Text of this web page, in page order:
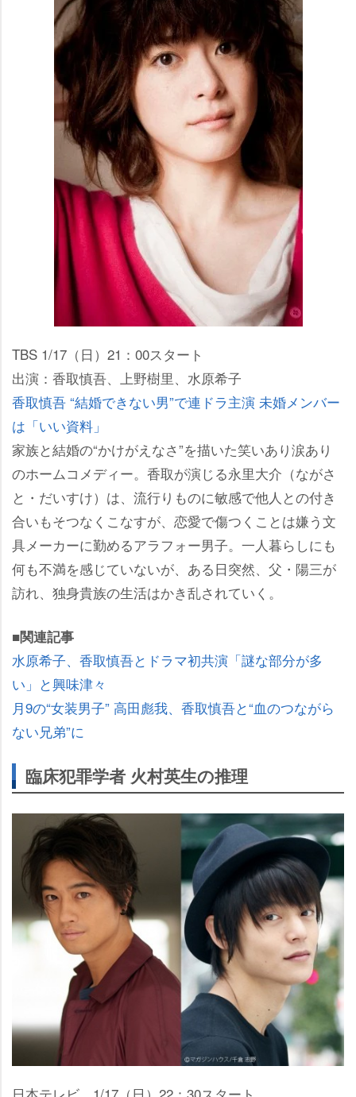
TBS 1/17（日）21：00スタート
出演：香取慎吾、上野樹里、水原希子
香取慎吾 “結婚できない男”で連ドラ主演 未婚メンバー
は「いい資料」
家族と結婚の“かけがえなさ”を描いた笑いあり涙あり
のホームコメディー。香取が演じる永里大介（ながさ
と・だいすけ）は、流行りものに敏感で他人との付き
合いもそつなくこなすが、恋愛で傷つくことは嫌う文
具メーカーに勤めるアラフォー男子。一人暮らしにも
何も不満を感じていないが、ある日突然、父・陽三が
訪れ、独身貴族の生活はかき乱されていく。
■関連記事
水原希子、香取慎吾とドラマ初共演「謎な部分が多
い」と興味津々
月9の“女装男子” 高田彪我、香取慎吾と“血のつながら
ない兄弟”に
臨床犯罪学者 火村英生の推理